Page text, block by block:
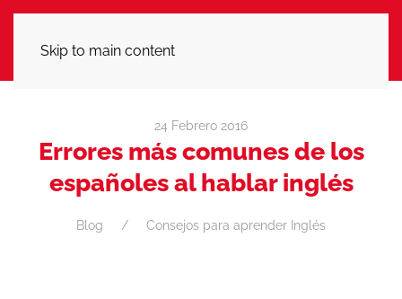
Skip to main content
24 Febrero 2016
Errores más comunes de los
españoles al hablar inglés
Blog Consejos para aprender Inglés